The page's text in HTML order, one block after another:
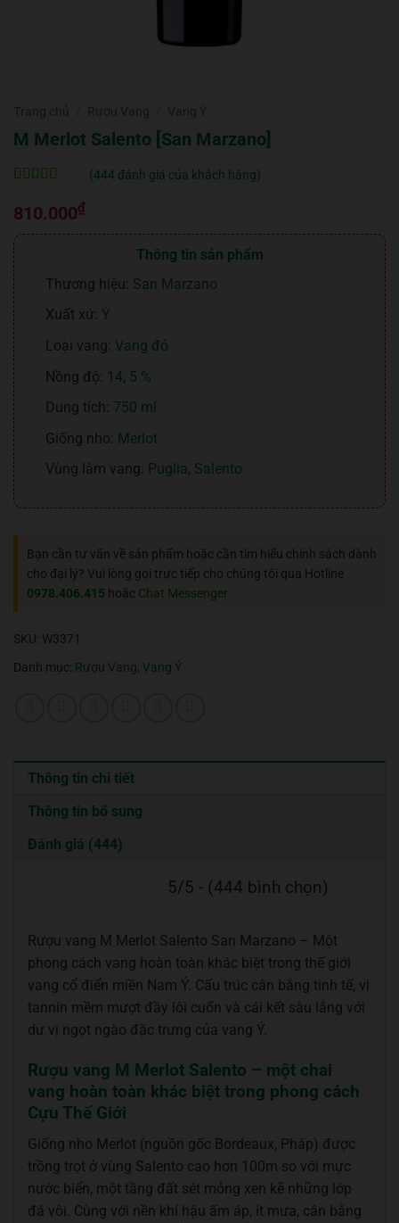
M Merlot Salento [San Marzano]
trênđánh
giá
(444 đánh giá của khách hàng)
810.000₫
Thông tin sản phẩm
Thương hiệu: San Marzano
Xuất xứ: Ý
Loại vang: Vang đỏ
Nồng độ: 14, 5 %
Dung tích: 750 ml
Giống nho: Merlot
Vùng làm vang:
Puglia, Salento
Bạn cần tư vấn về sản phẩm hoặc cần tìm hiểu chính sách dành
cho đại lý? Vui lòng gọi trực tiếp cho chúng tôi qua Hotline
0978.406.415 hoặc Chat Messenger
SKU: W3371
Danh mục: Rượu Vang, Vang Ý
Thông tin chi tiết
Thông tin bổ sung
Đánh giá (444)
5/5 - (444 bình chọn)
Rượu vang M Merlot Salento San Marzano – Một
phong cách vang hoàn toàn khác biệt trong thế giới
vang cổ điển miền Nam Ý. Cấu trúc cân bằng tinh tế, vị
tannin mềm mượt đầy lôi cuốn và cái kết sâu lắng với
dư vị ngọt ngào đặc trưng của vang Ý.
Rượu vang M Merlot Salento – một chai
vang hoàn toàn khác biệt trong phong cách
Cựu Thế Giới
Giống nho Merlot (nguồn gốc Bordeaux, Pháp) được
trồng trọt ở vùng Salento cao hơn 100m so với mực
nước biển, một tầng đất sét mỏng xen kẽ những lớp
đá vôi. Cùng với nền khí hậu ấm áp, ít mưa, cân bằng